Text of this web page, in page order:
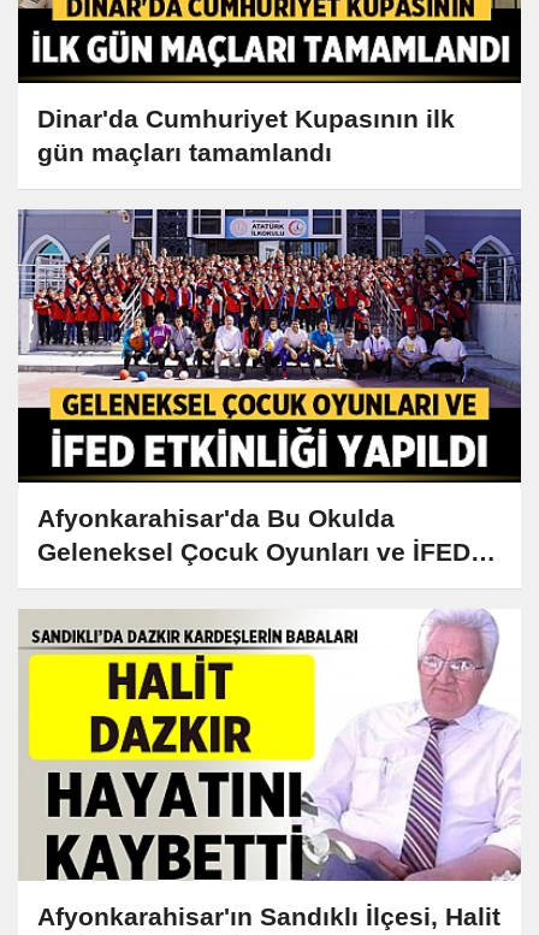
Dinar'da Cumhuriyet Kupasının ilk
gün maçları tamamlandı
Afyonkarahisar'da Bu Okulda
Geleneksel Çocuk Oyunları ve İFED
Etkinliği Gerçekleştirildi
Afyonkarahisar'ın Sandıklı İlçesi, Halit